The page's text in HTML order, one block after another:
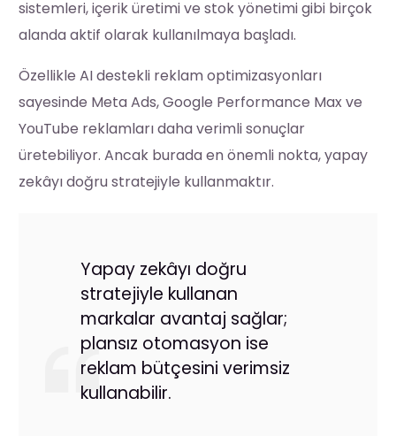
sistemleri, içerik üretimi ve stok yönetimi gibi birçok
alanda aktif olarak kullanılmaya başladı.
Özellikle AI destekli reklam optimizasyonları
sayesinde Meta Ads, Google Performance Max ve
YouTube reklamları daha verimli sonuçlar
üretebiliyor. Ancak burada en önemli nokta, yapay
zekâyı doğru stratejiyle kullanmaktır.
Yapay zekâyı doğru
stratejiyle kullanan
markalar avantaj sağlar;
plansız otomasyon ise
reklam bütçesini verimsiz
kullanabilir.